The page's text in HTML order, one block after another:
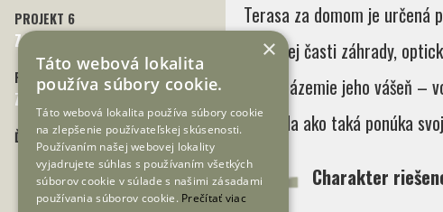
PROJEKT 6
Záhrada so žltými kreslami
PROJEKT 7
Záhrada vo svahu
ĎALŠIE PROJEKTY
Terasa za domom je určená
V zaznej časti záhrady,
našla zázemie jeho vášeň
Záhrada ako taká ponúka
Charakter
×
Táto webová lokalita
používa súbory cookie.
Táto webová lokalita používa súbory cookie
na zlepšenie používateľskej skúsenosti.
Používaním našej webovej lokality
vyjadrujete súhlas s používaním všetkých
súborov cookie v súlade s našimi zásadami
používania súborov cookie. Prečítať viac